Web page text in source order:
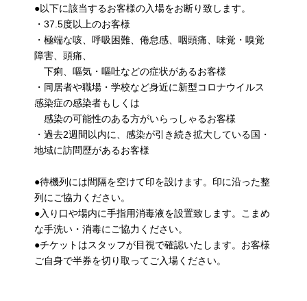
●以下に該当するお客様の入場をお断り致します。
・37.5度以上のお客様
・極端な咳、呼吸困難、倦怠感、咽頭痛、味覚・嗅覚
障害、頭痛、
下痢、嘔気・嘔吐などの症状があるお客様
・同居者や職場・学校など身近に新型コロナウイルス
感染症の感染者もしくは
感染の可能性のある方がいらっしゃるお客様
・過去2週間以内に、感染が引き続き拡大している国・
地域に訪問歴があるお客様
●待機列には間隔を空けて印を設けます。印に沿った整
列にご協力ください。
●入り口や場内に手指用消毒液を設置致します。こまめ
な手洗い・消毒にご協力ください。
●チケットはスタッフが目視で確認いたします。お客様
ご自身で半券を切り取ってご入場ください。